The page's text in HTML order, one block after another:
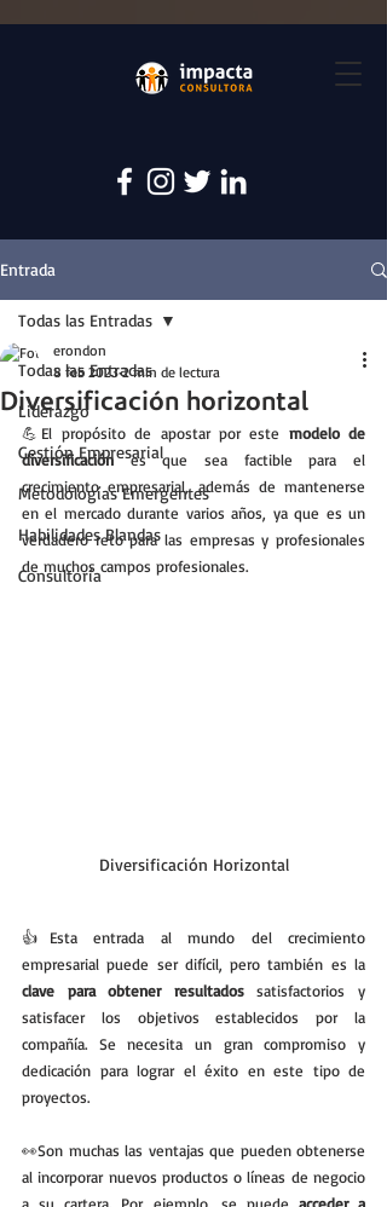
Entrada
Todas las Entradas
Liderazgo
Gestión Empresarial
Metodologías Emergentes
Habilidades Blandas
Consultoría
Todas las Entradas
Diversificación horizontal
erondon
8 feb 2023 2 min de lectura
💪El propósito de apostar por este modelo de
diversificación es que sea factible para el
crecimiento empresarial, además de mantenerse
en el mercado durante varios años, ya que es un
verdadero reto para las empresas y profesionales
de muchos campos profesionales.
Diversificación Horizontal
👍Esta entrada al mundo del crecimiento
clave para obtener resultados satisfactorios y
satisfacer los objetivos establecidos por la
compañía. Se necesita un gran compromiso y
dedicación para lograr el éxito en este tipo de
proyectos.
👀Son muchas las ventajas que pueden obtenerse
al incorporar nuevos productos o líneas de negocio